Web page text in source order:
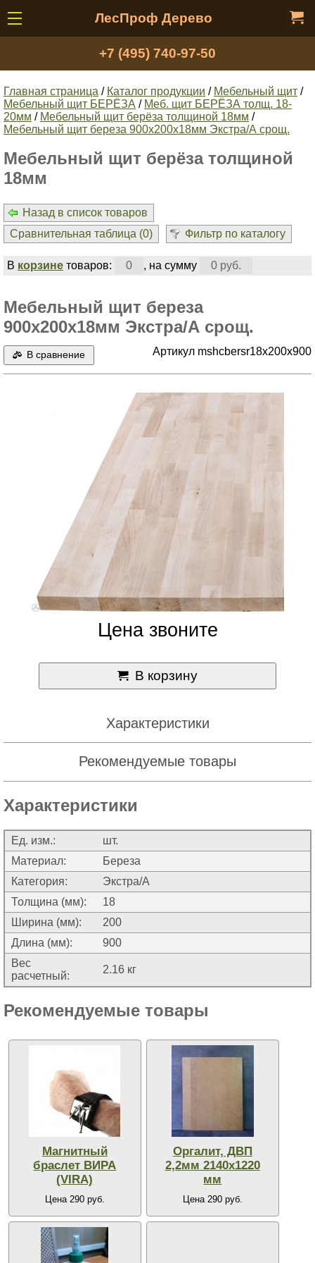
ЛесПроф Дерево
+7 (495) 740-97-50
Главная страница / Каталог продукции / Мебельный щит /
Мебельный щит БЕРЁЗА / Меб. щит БЕРЁЗА толщ. 18-
20мм / Мебельный щит берёза толщиной 18мм /
Мебельный щит береза 900х200х18мм Экстра/А срощ.
Мебельный щит берёза толщиной
18мм
Назад в список товаров
Сравнительная таблица (0) Фильтр по каталогу
В корзинетоваров: 0 , на сумму 0 руб.
Мебельный щит береза
900х200х18мм Экстра/А срощ.
В сравнение Артикул mshcbersr18x200x900
Цена звоните
В корзину
Характеристики
Рекомендуемые товары
Характеристики
Ед. изм.:
шт.
Материал:
Береза
Категория:
Экстра/А
Толщина (мм):
18
Ширина (мм):
200
Длина (мм):
900
Вес
расчетный:
2.16 кг
Рекомендуемые товары
Магнитный
браслет ВИРА
(VIRA)
Цена 290 руб.
Оргалит, ДВП
2,2мм 2140х1220
мм
Цена 290 руб.